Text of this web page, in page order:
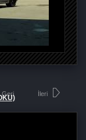
Geri İleri